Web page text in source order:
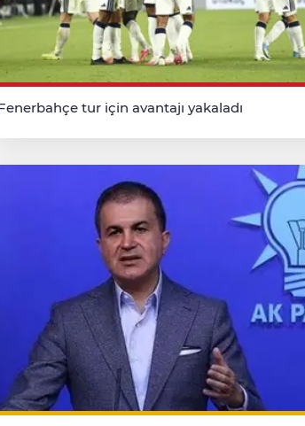
tur için avantajı yakaladı